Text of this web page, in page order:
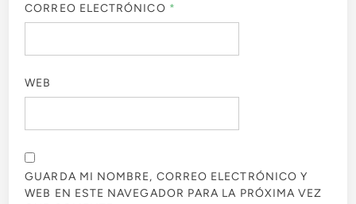
CORREO ELECTRÓNICO *
WEB
GUARDA MI NOMBRE, CORREO ELECTRÓNICO Y
WEB EN ESTE NAVEGADOR PARA LA PRÓXIMA VEZ